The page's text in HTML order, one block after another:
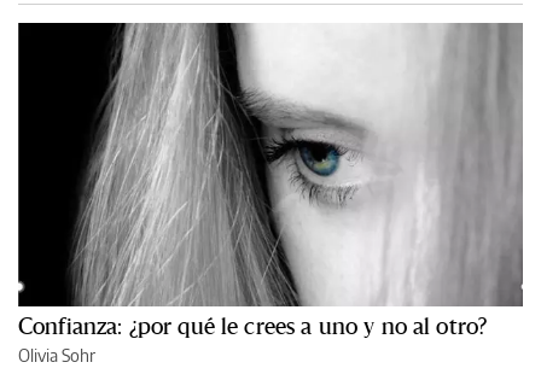
Confianza: ¿por qué le crees a uno y no al otro?
Olivia Sohr